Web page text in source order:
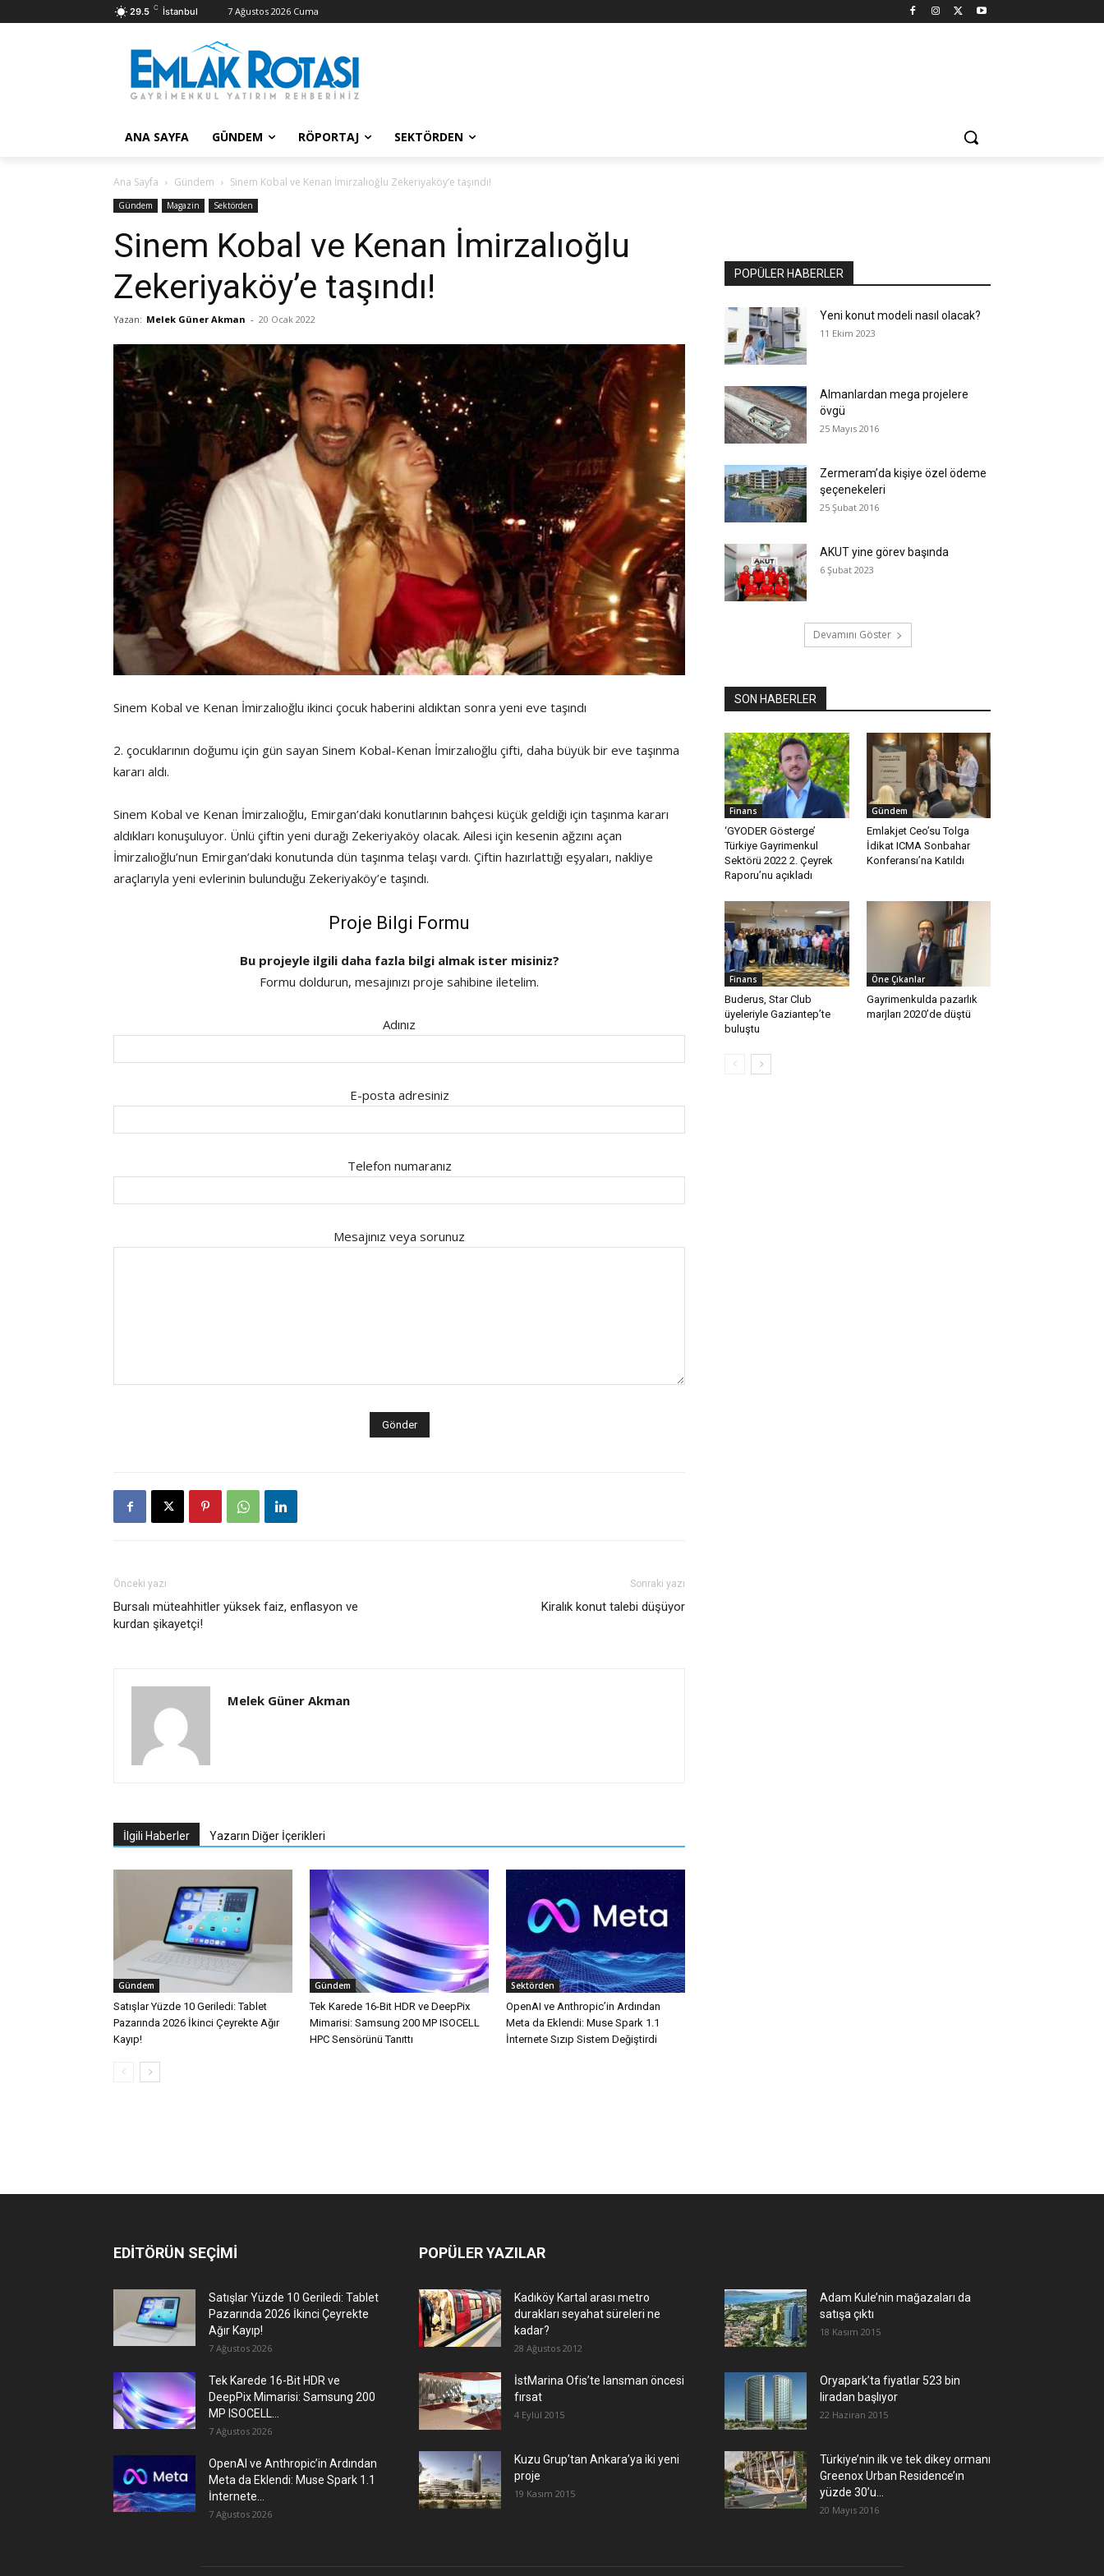
29.5 C İstanbul 7 Ağustos 2026 Cuma
ANA SAYFA GÜNDEM RÖPORTAJ SEKTÖRDEN
Ana Sayfa Gündem Sinem Kobal ve Kenan İmirzalıoğlu Zekeriyaköy’e taşındı!
Gündem Magazin Sektörden
Sinem Kobal ve Kenan İmirzalıoğlu
Zekeriyaköy’e taşındı!
Yazan: Melek Güner Akman - 20 Ocak 2022
Sinem Kobal ve Kenan İmirzalıoğlu ikinci çocuk haberini aldıktan sonra yeni eve taşındı
2. çocuklarının doğumu için gün sayan Sinem Kobal-Kenan İmirzalıoğlu çifti, daha büyük bir eve taşınma
kararı aldı.
Sinem Kobal ve Kenan İmirzalıoğlu, Emirgan’daki konutlarının bahçesi küçük geldiği için taşınma kararı
aldıkları konuşuluyor. Ünlü çiftin yeni durağı Zekeriyaköy olacak. Ailesi için kesenin ağzını açan
İmirzalıoğlu’nun Emirgan’daki konutunda dün taşınma telaşı vardı. Çiftin hazırlattığı eşyaları, nakliye
araçlarıyla yeni evlerinin bulunduğu Zekeriyaköy’e taşındı.
Proje Bilgi Formu
Bu projeyle ilgili daha fazla bilgi almak ister misiniz?
Formu doldurun, mesajınızı proje sahibine iletelim.
Adınız
E-posta adresiniz
Telefon numaranız
Mesajınız veya sorunuz
Önceki yazı
Bursalı müteahhitler yüksek faiz, enflasyon ve
kurdan şikayetçi!
Sonraki yazı
Kiralık konut talebi düşüyor
Melek Güner Akman
İlgili Haberler Yazarın Diğer İçerikleri
Gündem
Satışlar Yüzde 10 Geriledi: Tablet
Pazarında 2026 İkinci Çeyrekte Ağır
Kayıp!
Gündem
Tek Karede 16-Bit HDR ve DeepPix
Mimarisi: Samsung 200 MP ISOCELL
HPC Sensörünü Tanıttı
Sektörden
OpenAI ve Anthropic’in Ardından
Meta da Eklendi: Muse Spark 1.1
İnternete Sızıp Sistem Değiştirdi
POPÜLER HABERLER
Yeni konut modeli nasıl olacak?
11 Ekim 2023
Almanlardan mega projelere
övgü
25 Mayıs 2016
Zermeram’da kişiye özel ödeme
şeçenekeleri
25 Şubat 2016
AKUT yine görev başında
6 Şubat 2023
Devamını Göster
SON HABERLER
Finans
‘GYODER Gösterge’
Türkiye Gayrimenkul
Sektörü 2022 2. Çeyrek
Raporu’nu açıkladı
Gündem
Emlakjet Ceo’su Tolga
İdikat ICMA Sonbahar
Konferansı’na Katıldı
Finans
Buderus, Star Club
üyeleriyle Gaziantep’te
buluştu
Öne Çıkanlar
Gayrimenkulda pazarlık
marjları 2020’de düştü
EDİTÖRÜN SEÇİMİ
Satışlar Yüzde 10 Geriledi: Tablet
Pazarında 2026 İkinci Çeyrekte
Ağır Kayıp!
7 Ağustos 2026
Tek Karede 16-Bit HDR ve
DeepPix Mimarisi: Samsung 200
MP ISOCELL...
7 Ağustos 2026
OpenAI ve Anthropic’in Ardından
Meta da Eklendi: Muse Spark 1.1
İnternete...
7 Ağustos 2026
POPÜLER YAZILAR
Kadıköy Kartal arası metro
durakları seyahat süreleri ne
kadar?
28 Ağustos 2012
Adam Kule’nin mağazaları da
satışa çıktı
18 Kasım 2015
İstMarina Ofis’te lansman öncesi
fırsat
4 Eylül 2015
Oryapark’ta fiyatlar 523 bin
liradan başlıyor
22 Haziran 2015
​Kuzu Grup’tan Ankara’ya iki yeni
proje
19 Kasım 2015
Türkiye’nin ilk ve tek dikey ormanı
Greenox Urban Residence’ın
yüzde 30’u...
20 Mayıs 2016